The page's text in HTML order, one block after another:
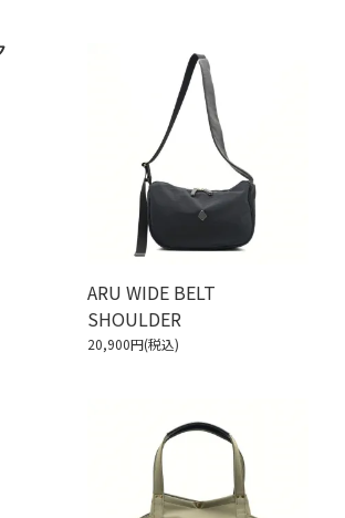
ARU WIDE BELT
SHOULDER
20,900円(税込)